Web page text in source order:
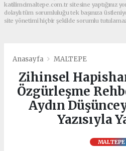
katilimcimaltepe.com.tr sitesine yaptığınız
dolaylı tüm sorumluluğu tek başınıza
site yönetimi hiçbir şekilde sorumlu
Anasayfa MALTEPE
Zihinsel
Özgürleşme
Aydın
Yazısıyla
MALTEPE